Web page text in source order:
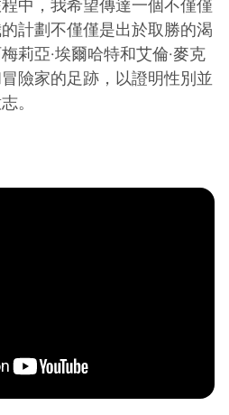
中，我希望傳達一個不僅僅
計劃不僅僅是出於取勝的渴
莉亞·埃爾哈特和艾倫·麥克
險家的足跡，以證明性別並
。